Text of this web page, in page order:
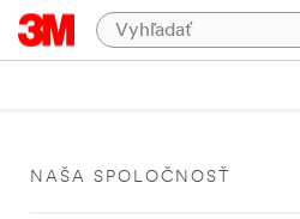
NAŠA SPOLOČNOSŤ